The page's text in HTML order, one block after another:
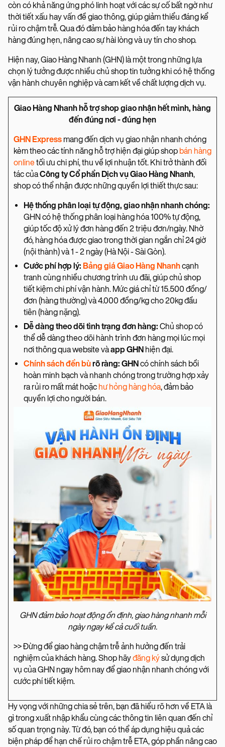
còn có khả năng ứng phó linh hoạt với các sự cố bất ngờ như
thời tiết xấu hay vấn đề giao thông, giúp giảm thiểu đáng kể
rủi ro chậm trễ. Qua đó đảm bảo hàng hóa đến tay khách
hàng đúng hẹn, nâng cao sự hài lòng và uy tín cho shop.
Hiện nay, Giao Hàng Nhanh (GHN) là một trong những lựa
chọn lý tưởng được nhiều chủ shop tin tưởng khi có hệ thống
vận hành chuyên nghiệp và cam kết về chất lượng dịch vụ.
Giao Hàng Nhanh hỗ trợ shop giao nhận hết mình, hàng
đến đúng nơi - đúng hẹn
GHN Express mang đến dịch vụ giao nhận nhanh chóng
kèm theo các tính năng hỗ trợ hiện đại giúp shop bán hàng
onlinetối ưu chi phí, thu về lợi nhuận tốt. Khi trở thành đối
tác củaCông ty Cổ phần Dịch vụ Giao Hàng Nhanh,
shop có thể nhận được những quyền lợi thiết thực sau:
Hệ thống phân loại tự động, giao nhận nhanh chóng:
GHN có hệ thống phân loại hàng hóa 100% tự động,
giúp tốc độ xử lý đơn hàng đến 2 triệu đơn/ngày. Nhờ
đó, hàng hóa được giao trong thời gian ngắn chỉ 24 giờ
(nội thành) và 1 - 2 ngày (Hà Nội - Sài Gòn).
Cước phí hợp lý: Bảng giá Giao Hàng Nhanhcạnh
tranh cùng nhiều chương trình ưu đãi, giúp chủ shop
tiết kiệm chi phí vận hành. Mức giá chỉ từ 15.500 đồng/
đơn (hàng thường) và 4.000 đồng/kg cho 20kg đầu
tiên (hàng nặng).
Dễ dàng theo dõi tình trạng đơn hàng: Chủ shop có
thể dễ dàng theo dõi hành trình đơn hàng mọi lúc mọi
nơi thông qua website vàapp GHN hiện đại.
Chính sách đền bùrõ ràng: GHN có chính sách bồi
hoàn minh bạch và nhanh chóng trong trường hợp xảy
ra rủi ro mất mát hoặc hư hỏng hàng hóa, đảm bảo
quyền lợi cho người bán.
GHN đảm bảo hoạt động ổn định, giao hàng nhanh mỗi
ngày ngay kể cả cuối tuần.
>> Đừng để giao hàng chậm trễ ảnh hưởng đến trải
nghiệm của khách hàng. Shop hãyđăng kýsử dụng dịch
vụ của GHN ngay hôm nay để giao nhận nhanh chóng với
cước phí tiết kiệm.
Hy vọng với những chia sẻ trên, bạn đã hiểu rõ hơn về ETA là
gì trong xuất nhập khẩu cùng các thông tin liên quan đến chỉ
số quan trọng này. Từ đó, bạn có thể áp dụng hiệu quả các
biện pháp để hạn chế rủi ro chậm trễ ETA, góp phần nâng cao